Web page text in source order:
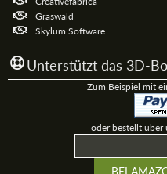
Graswald
Skylum Software
Unterstützt das 3D-
Zum Beispiel mit
oder bestellt über